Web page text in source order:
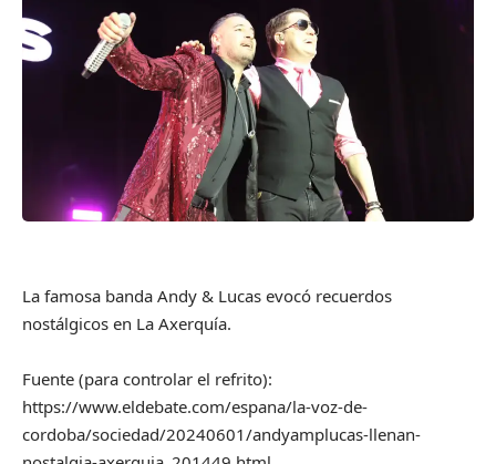
La famosa banda Andy & Lucas evocó recuerdos
nostálgicos en La Axerquía.
Fuente (para controlar el refrito):
https://www.eldebate.com/espana/la-voz-de-
cordoba/sociedad/20240601/andyamplucas-llenan-